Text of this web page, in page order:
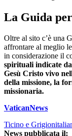
La Guida
Oltre al sito c’è una
affrontare al meglio
in considerazione il
spirituali indicate
Gesù Cristo vivo
della missione, la
missionaria.
VaticanNews
Ticino e
News pubblicata il: